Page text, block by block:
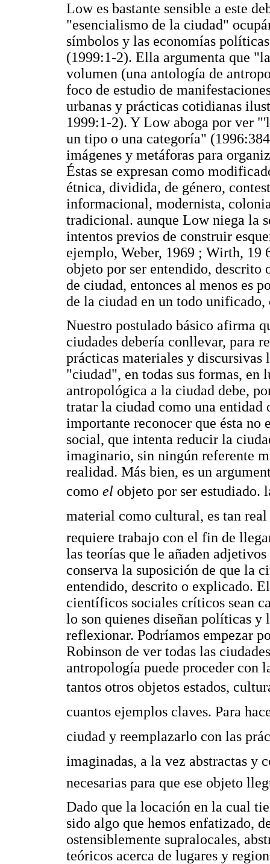
Low es bastante sensible a este
"esencialismo de la ciudad"
símbolos y las economías
(1999:1-2). Ella argumenta que
volumen (una antología de
foco de estudio de
urbanas y prácticas cotidianas
1999:1-2). Y Low aboga por ver
un tipo o una categoría"
imágenes y metáforas para
Éstas se expresan como
étnica, dividida, de género,
informacional, modernista,
tradicional. aunque Low niega la
intentos previos de construir
ejemplo, Weber, 1969 ; Wirth, 19
objeto por ser entendido, descrito
de ciudad, entonces al menos es
de la ciudad en un todo
Nuestro postulado básico afirma
ciudades debería conllevar, para
prácticas materiales y discursivas
"ciudad", en todas sus formas, en
antropológica a la ciudad debe,
tratar la ciudad como una entidad
importante reconocer que ésta
social, que intenta reducir la
imaginario, sin ningún referente
realidad. Más bien, es un
como el objeto por ser estudiado.
material como cultural, es tan real
requiere trabajo con el fin de
las teorías que le añaden
conserva la suposición de que la
entendido, descrito o explicado.
científicos sociales críticos sean
lo son quienes diseñan políticas y
reflexionar. Podríamos empezar
Robinson de ver todas las
antropología puede proceder con
tantos otros objetos estados,
cuantos ejemplos claves. Para
ciudad y reemplazarlo con las
imaginadas, a la vez abstractas y
necesarias para que ese objeto
Dado que la locación en la cual
sido algo que hemos enfatizado,
ostensiblemente supralocales,
teóricos acerca de lugares y